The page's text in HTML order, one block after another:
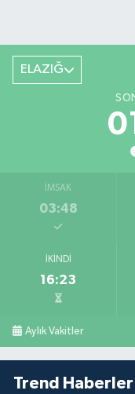
ELAZIĞ
İMSAK
03:48
İKINDI
16:23
Aylık Vakitler
Trend Haberler